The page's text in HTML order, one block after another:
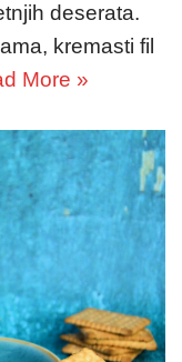
deserata.
kremasti fil
More »